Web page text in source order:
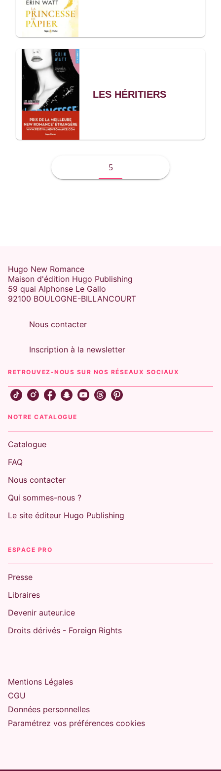
LES HÉRITIERS
5
Hugo New Romance
Maison d'édition Hugo Publishing
59 quai Alphonse Le Gallo
92100 BOULOGNE-BILLANCOURT
Nous contacter
Inscription à la newsletter
RETROUVEZ-NOUS SUR NOS RÉSEAUX SOCIAUX
NOTRE CATALOGUE
Catalogue
FAQ
Nous contacter
Qui sommes-nous ?
Le site éditeur Hugo Publishing
ESPACE PRO
Presse
Libraires
Devenir auteur.ice
Droits dérivés - Foreign Rights
Mentions Légales
CGU
Données personnelles
Paramétrez vos préférences cookies